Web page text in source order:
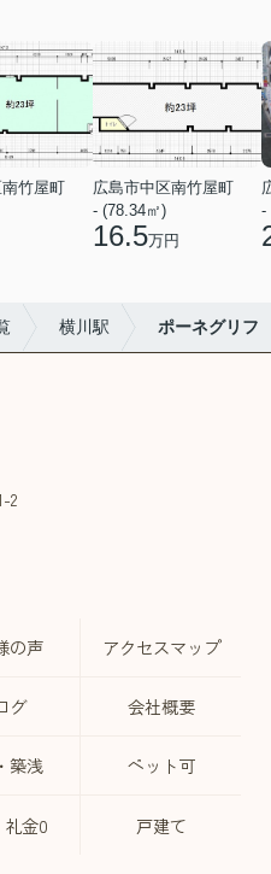
竹屋町
広島市中区南竹屋町
- (78.34㎡)
16.5万円
-
横川駅 ポーネグリフ
2
の声 アクセスマップ
グ 会社概要
築浅 ペット可
金0 戸建て